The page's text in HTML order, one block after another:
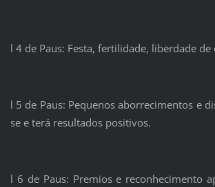
l 4 de Paus: Festa, fertilidade, liberdade de
l 5 de Paus: Pequenos aborrecimentos e
se e terá resultados positivos.
l 6 de Paus: Premios e reconhecimento